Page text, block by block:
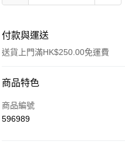
付款與運送
送貨上門滿HK$250.00免運費
付款方式
信用卡
商品特色
商品編號
596989